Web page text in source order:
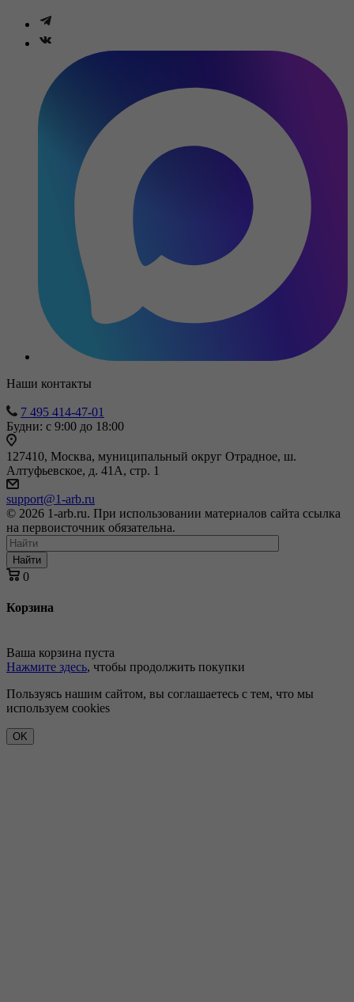
Наши контакты
7 495 414-47-01
Будни: с 9:00 до 18:00
127410, Москва, муниципальный округ Отрадное, ш.
Алтуфьевское, д. 41А, стр. 1
support@1-arb.ru
© 2026 1-arb.ru. При использовании материалов сайта ссылка
на первоисточник обязательна.
Найти
0
Корзина
Ваша корзина пуста
Нажмите здесь, чтобы продолжить покупки
Пользуясь нашим сайтом, вы соглашаетесь с тем, что мы
используем cookies
OK